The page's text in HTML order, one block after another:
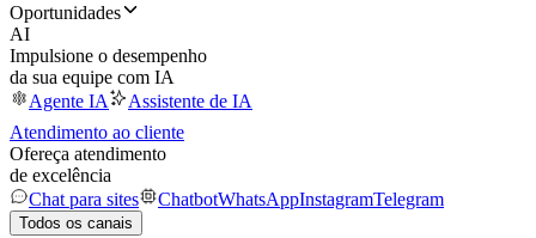
Oportunidades
AI
Impulsione o desempenho
da sua equipe com IA
Agente IA
Assistente de IA
Atendimento ao cliente
Ofereça atendimento
de excelência
Chat para sites
ChatbotWhatsAppInstagramTelegram
Todos os canais